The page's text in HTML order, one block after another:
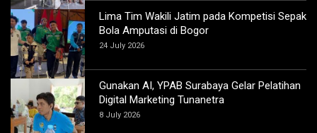
Lima Tim Wakili Jatim pada Kompetisi Sepak
Bola Amputasi di Bogor
24 July 2026
Gunakan AI, YPAB Surabaya Gelar Pelatihan
Digital Marketing Tunanetra
8 July 2026